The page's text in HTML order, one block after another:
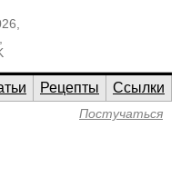
Рецепты
Ссылки
Постучаться